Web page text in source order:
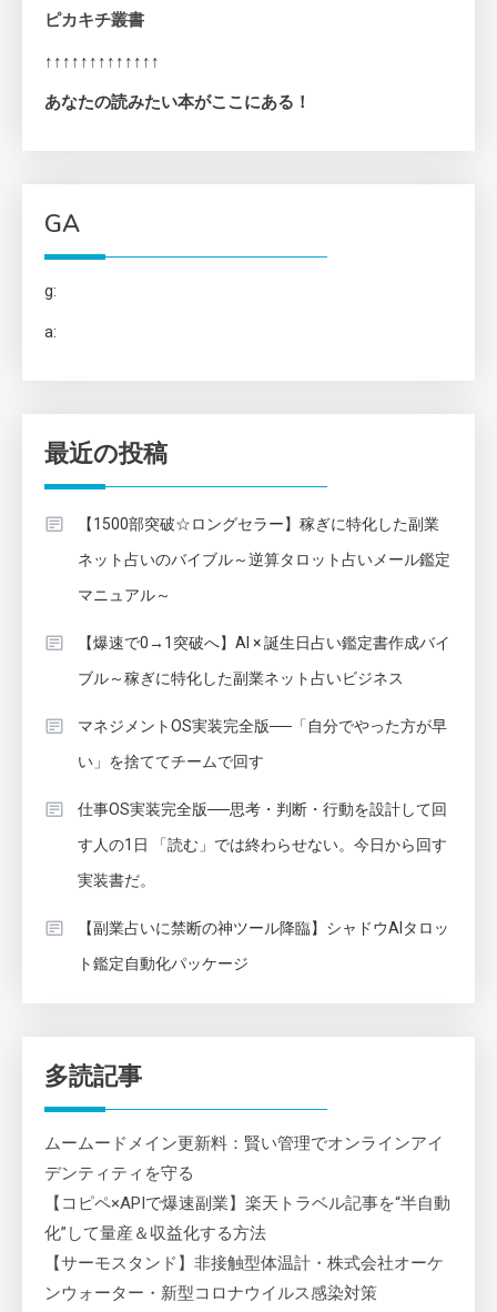
ピカキチ叢書
↑↑↑↑↑↑↑↑↑↑↑↑↑
あなたの読みたい本がここにある！
GA
g:
a:
最近の投稿
【1500部突破☆ロングセラー】稼ぎに特化した副業
ネット占いのバイブル～逆算タロット占いメール鑑定
マニュアル～
【爆速で0→1突破へ】AI × 誕生日占い鑑定書作成バイ
ブル～稼ぎに特化した副業ネット占いビジネス
マネジメントOS実装完全版──「自分でやった方が早
い」を捨ててチームで回す
仕事OS実装完全版──思考・判断・行動を設計して回
す人の1日 「読む」では終わらせない。今日から回す
実装書だ。
【副業占いに禁断の神ツール降臨】シャドウAIタロッ
ト鑑定自動化パッケージ
多読記事
ムームードメイン更新料：賢い管理でオンラインアイ
デンティティを守る
【コピペ×APIで爆速副業】楽天トラベル記事を“半自動
化”して量産＆収益化する方法
【サーモスタンド】非接触型体温計・株式会社オーケ
ンウォーター・新型コロナウイルス感染対策